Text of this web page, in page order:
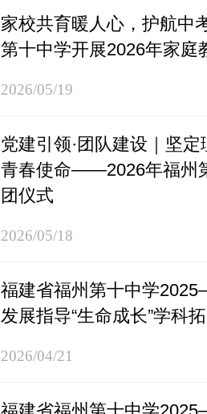
家校共育暖人心，护航
第十中学开展2026年家庭
2026/05/19
党建引领·团队建设｜坚
青春使命——2026年福州
团仪式
2026/05/18
福建省福州第十中学
发展指导“生命成长”学科
2026/04/21